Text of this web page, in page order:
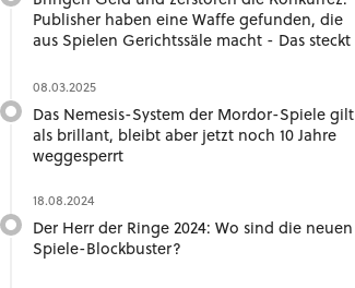
Publisher haben eine Waffe gefunden, die
aus Spielen Gerichtssäle macht - Das steckt
08.03.2025
Das Nemesis-System der Mordor-Spiele gilt
als brillant, bleibt aber jetzt noch 10 Jahre
weggesperrt
18.08.2024
Der Herr der Ringe 2024: Wo sind die neuen
Spiele-Blockbuster?